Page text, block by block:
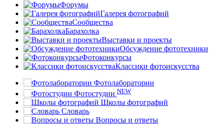
Форумы
Галерея фотографий
Сообщества
Барахолка
Выставки и проекты
Обсуждение фототехники
Фотоконкурсы
Классики фотоискусства
Фотолаборатории
Фотостудии NEW
Школы фотографий
Словарь
Вопросы и ответы